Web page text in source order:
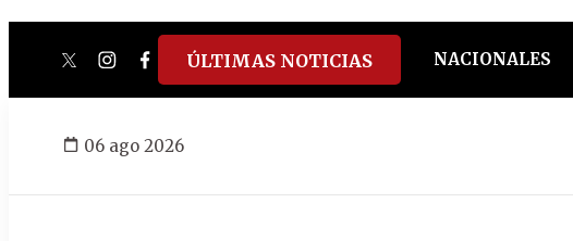
twitterinstagram
facebook
tiktokyoutube
spotify
ÚLTIMAS NOTICIAS NACIONALES
06 ago 2026